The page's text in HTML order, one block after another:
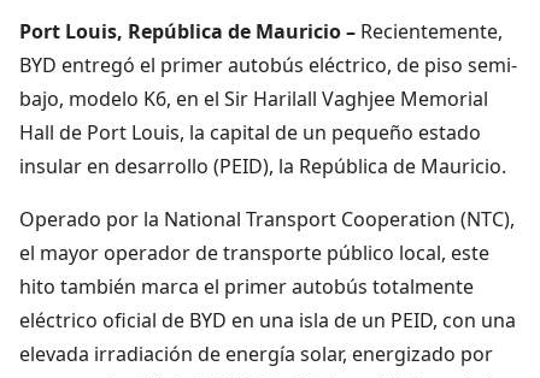
Port Louis, República de Mauricio – Recientemente,
BYD entregó el primer autobús eléctrico, de piso semi-
bajo, modelo K6, en el Sir Harilall Vaghjee Memorial
Hall de Port Louis, la capital de un pequeño estado
insular en desarrollo (PEID), la República de Mauricio.
Operado por la National Transport Cooperation (NTC),
el mayor operador de transporte público local, este
hito también marca el primer autobús totalmente
eléctrico oficial de BYD en una isla de un PEID, con una
elevada irradiación de energía solar, energizado por